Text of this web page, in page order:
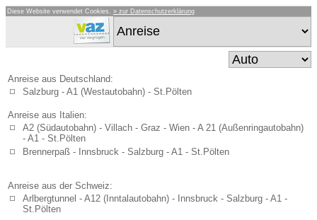
Diese Website verwendet Cookies. » zur Datenschutzerklärung
Anreise aus Deutschland:
Salzburg - A1 (Westautobahn) - St.Pölten
Anreise aus Italien:
A2 (Südautobahn) - Villach - Graz - Wien - A 21 (Außenringautobahn)
- A1 - St.Pölten
Brennerpaß - Innsbruck - Salzburg - A1 - St.Pölten
Anreise aus der Schweiz:
Arlbergtunnel - A12 (Inntalautobahn) - Innsbruck - Salzburg - A1 -
St.Pölten